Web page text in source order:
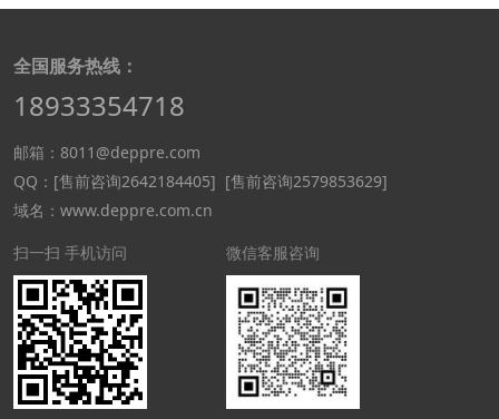
全国服务热线：
18933354718
邮箱：8011@deppre.com
QQ： [售前咨询2642184405] [售前咨询2579853629]
域名：www.deppre.com.cn
扫一扫 手机访问
微信客服咨询